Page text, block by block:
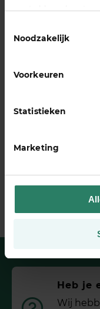
gaat akkoord met
Noodzakelijk
Voorkeuren
Statistieken
Marketing
te ijs komen in
zeggen: Mensen
van eenzelfde
van inkomen en
Heb je
Wij